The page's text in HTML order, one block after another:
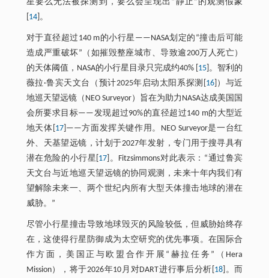
星要么无法被探测到，要么会呈现出“静止”的观测假象
14]。
对于直径超过140 m的小行星——NASA划定的“撞击后可能
造成严重破坏”（如摧毁整座城市、导致逾200万人死亡）
的天体阈值，NASA的小行星目录只完成约40% [ 15 ]。智利的
薇拉·鲁宾天文台（预计2025年启动太阳系探测[ 16]）与近
地巡天望远镜（NEO Surveyor）旨在为助力NASA达成美国国
会所要求目标——发现超过90%的直径超过140 m的大型近
地天体[ 17]——方面发挥关键作用。NEO Surveyor是一台红
外、天基望远镜，计划于2027年发射，专门用于搜寻具有
潜在危险的小行星[ 17 ]。Fitzsimmons对此表示：“通过鲁宾
天文台与近地巡天望远镜的协同观测，未来十年内我们有
望解除未来一、两个世纪内所有大型天体撞击地球的潜在
威胁。”
尽管小行星撞击导致地球毁灭的风险较低，但威胁始终存
在，这使得行星防御成为太空研究的优先事项。在国际合
作方面，美国正与欧盟合作开展“赫拉任务”（Hera
Mission），将于2026年10月对DART进行事后分析[ 18 ]。而